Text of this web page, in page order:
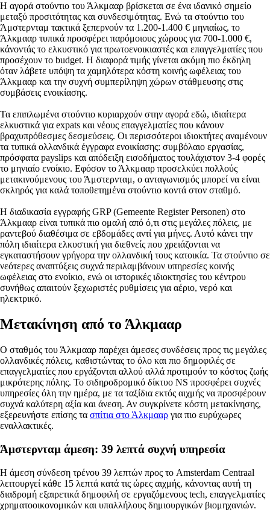
Η αγορά στούντιο του Άλκμααρ βρίσκεται σε ένα ιδανικό σημείο
μεταξύ προσιτότητας και συνδεσιμότητας. Ενώ τα στούντιο του
Άμστερνταμ τακτικά ξεπερνούν τα 1.200-1.400 € μηνιαίως, το
Άλκμααρ τυπικά προσφέρει παρόμοιους χώρους για 700-1.000 €,
κάνοντάς το ελκυστικό για πρωτοενοικιαστές και επαγγελματίες που
προσέχουν το budget. Η διαφορά τιμής γίνεται ακόμη πιο έκδηλη
όταν λάβετε υπόψη τα χαμηλότερα κόστη κοινής ωφέλειας του
Άλκμααρ και την συχνή συμπερίληψη χώρων στάθμευσης στις
συμβάσεις ενοικίασης.
Τα επιπλωμένα στούντιο κυριαρχούν στην αγορά εδώ, ιδιαίτερα
ελκυστικά για expats και νέους επαγγελματίες που κάνουν
βραχυπρόθεσμες δεσμεύσεις. Οι περισσότεροι ιδιοκτήτες αναμένουν
τα τυπικά ολλανδικά έγγραφα ενοικίασης: συμβόλαιο εργασίας,
πρόσφατα payslips και απόδειξη εισοδήματος τουλάχιστον 3-4 φορές
το μηνιαίο ενοίκιο. Εφόσον το Άλκμααρ προσελκύει πολλούς
μετακινούμενους του Άμστερνταμ, ο ανταγωνισμός μπορεί να είναι
σκληρός για καλά τοποθετημένα στούντιο κοντά στον σταθμό.
Η διαδικασία εγγραφής GRP (Gemeente Register Personen) στο
Άλκμααρ είναι τυπικά πιο ομαλή από ό,τι στις μεγάλες πόλεις, με
ραντεβού διαθέσιμα σε εβδομάδες αντί για μήνες. Αυτό κάνει την
πόλη ιδιαίτερα ελκυστική για διεθνείς που χρειάζονται να
εγκαταστήσουν γρήγορα την ολλανδική τους κατοικία. Τα στούντιο σε
νεότερες αναπτύξεις συχνά περιλαμβάνουν υπηρεσίες κοινής
ωφέλειας στο ενοίκιο, ενώ οι ιστορικές ιδιοκτησίες του κέντρου
συνήθως απαιτούν ξεχωριστές ρυθμίσεις για αέριο, νερό και
ηλεκτρικό.
Μετακίνηση από το Άλκμααρ
Ο σταθμός του Άλκμααρ παρέχει άμεσες συνδέσεις προς τις μεγάλες
ολλανδικές πόλεις, καθιστώντας το όλο και πιο δημοφιλές σε
επαγγελματίες που εργάζονται αλλού αλλά προτιμούν το κόστος ζωής
μικρότερης πόλης. Το σιδηροδρομικό δίκτυο NS προσφέρει συχνές
υπηρεσίες όλη την ημέρα, με τα ταξίδια εκτός αιχμής να προσφέρουν
συχνά καλύτερη αξία και άνεση. Αν συγκρίνετε κόστη μετακίνησης,
εξερευνήστε επίσης τα σπίτια στο Άλκμααρ για πιο ευρύχωρες
εναλλακτικές.
Άμστερνταμ άμεση: 39 λεπτά συχνή υπηρεσία
Η άμεση σύνδεση τρένου 39 λεπτών προς το Amsterdam Centraal
λειτουργεί κάθε 15 λεπτά κατά τις ώρες αιχμής, κάνοντας αυτή τη
διαδρομή εξαιρετικά δημοφιλή σε εργαζόμενους tech, επαγγελματίες
χρηματοοικονομικών και υπαλλήλους δημιουργικών βιομηχανιών.